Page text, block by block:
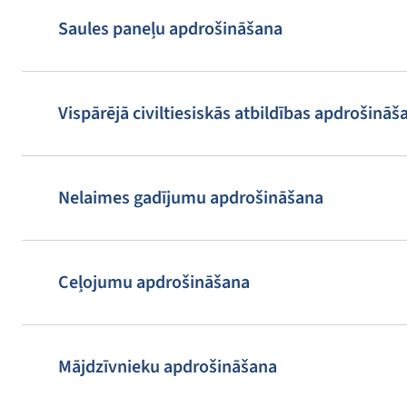
Saules paneļu apdrošināšana
Vispārējā civiltiesiskās atbildības
Nelaimes gadījumu apdrošināšana
Ceļojumu apdrošināšana
Mājdzīvnieku apdrošināšana